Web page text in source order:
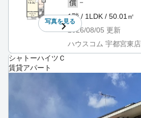
写真を見る
償 －
1階 / 1LDK / 50.01㎡
2026/08/05 更新
ハウスコム 宇都宮東店
シャトーハイツＣ
賃貸アパート